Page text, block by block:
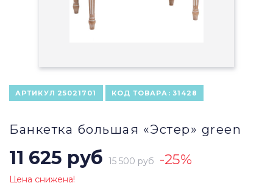
АРТИКУЛ 25021701 КОД ТОВАРА: 31428
Банкетка большая «Эстер» green
11 625 руб 15 500 руб -25%
Цена снижена!